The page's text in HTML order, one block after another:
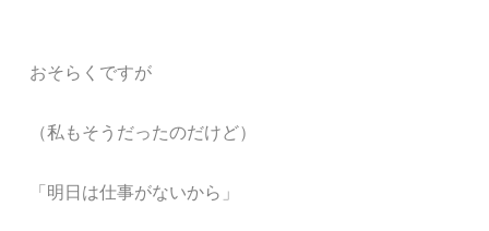
おそらくですが
（私もそうだったのだけど）
「明日は仕事がないから」